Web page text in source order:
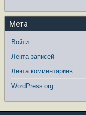
Мета
Войти
Лента записей
Лента комментариев
WordPress.org